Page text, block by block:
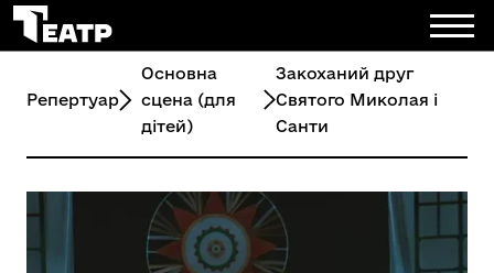
Репертуар
Основна
сцена (для
дітей)
Закоханий друг
Святого Миколая і
Санти